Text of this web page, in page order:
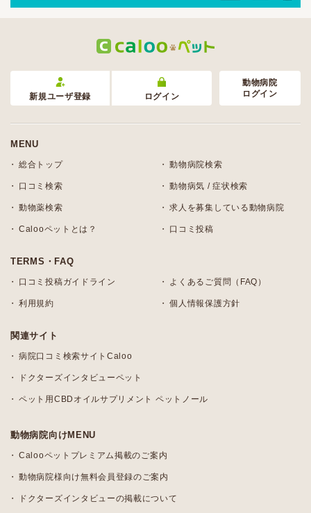
新規ユーザ登録 ログイン
動物病院
ログイン
MENU
総合トップ 動物病院検索
口コミ検索 動物病気 / 症状検索
動物薬検索 求人を募集している動物病院
Calooペットとは？ 口コミ投稿
TERMS・FAQ
口コミ投稿ガイドライン よくあるご質問（FAQ）
利用規約 個人情報保護方針
関連サイト
病院口コミ検索サイトCaloo
ドクターズインタビューペット
ペット用CBDオイルサプリメント ペットノール
動物病院向けMENU
Calooペットプレミアム掲載のご案内
動物病院様向け無料会員登録のご案内
ドクターズインタビューの掲載について